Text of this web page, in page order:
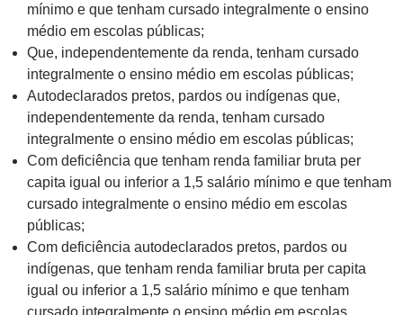
mínimo e que tenham cursado integralmente o ensino
médio em escolas públicas;
Que, independentemente da renda, tenham cursado
integralmente o ensino médio em escolas públicas;
Autodeclarados pretos, pardos ou indígenas que,
independentemente da renda, tenham cursado
integralmente o ensino médio em escolas públicas;
Com deficiência que tenham renda familiar bruta per
capita igual ou inferior a 1,5 salário mínimo e que tenham
cursado integralmente o ensino médio em escolas
públicas;
Com deficiência autodeclarados pretos, pardos ou
indígenas, que tenham renda familiar bruta per capita
igual ou inferior a 1,5 salário mínimo e que tenham
cursado integralmente o ensino médio em escolas